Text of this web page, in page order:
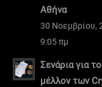
Αθήνα
30 Νοεμβρίου,
9:05 πμ
Σενάρια για το
μέλλον των